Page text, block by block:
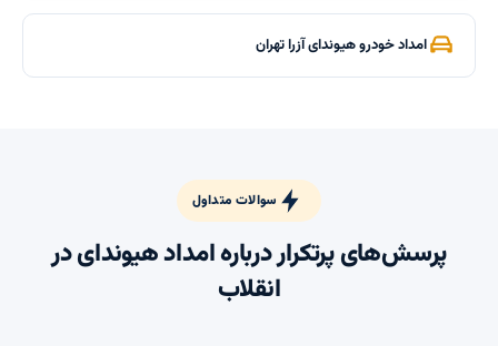
امداد خودرو هیوندای آزرا تهران
سوالات متداول
پرسش‌های پرتکرار درباره امداد هیوندای در
انقلاب